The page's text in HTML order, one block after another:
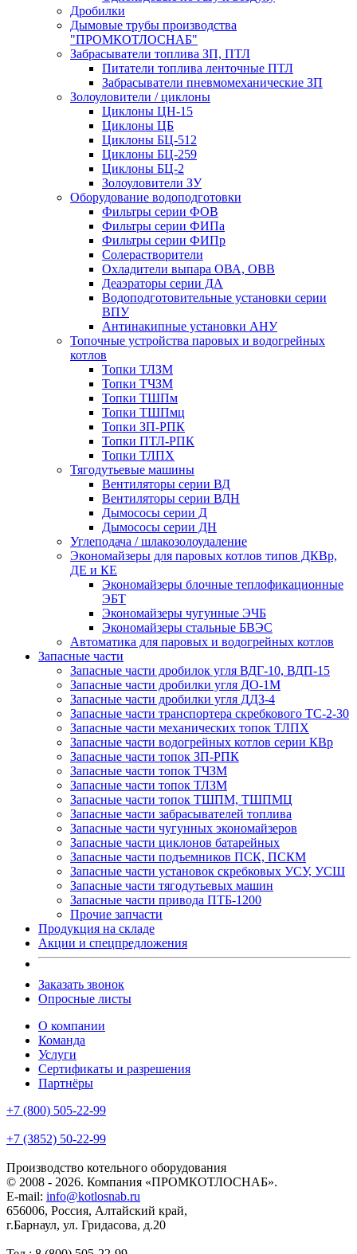
Дробилки
Дымовые трубы производства
"ПРОМКОТЛОСНАБ"
Забрасыватели топлива ЗП, ПТЛ
Питатели топлива ленточные ПТЛ
Забрасыватели пневмомеханические ЗП
Золоуловители / циклоны
Циклоны ЦН-15
Циклоны ЦБ
Циклоны БЦ-512
Циклоны БЦ-259
Циклоны БЦ-2
Золоуловители ЗУ
Оборудование водоподготовки
Фильтры серии ФОВ
Фильтры серии ФИПа
Фильтры серии ФИПр
Солерастворители
Охладители выпара ОВА, ОВВ
Деаэраторы серии ДА
Водоподготовительные установки серии
ВПУ
Антинакипные установки АНУ
Топочные устройства паровых и водогрейных
котлов
Топки ТЛЗМ
Топки ТЧЗМ
Топки ТШПм
Топки ТШПмц
Топки ЗП-РПК
Топки ПТЛ-РПК
Топки ТЛПХ
Тягодутьевые машины
Вентиляторы серии ВД
Вентиляторы серии ВДН
Дымососы серии Д
Дымососы серии ДН
Углеподача / шлакозолоудаление
Экономайзеры для паровых котлов типов ДКВр,
ДЕ и КЕ
Экономайзеры блочные теплофикационные
ЭБТ
Экономайзеры чугунные ЭЧБ
Экономайзеры стальные БВЭС
Автоматика для паровых и водогрейных котлов
Запасные части
Запасные части дробилок угля ВДГ-10, ВДП-15
Запасные части дробилки угля ДО-1М
Запасные части дробилки угля ДДЗ-4
Запасные части транспортера скребкового ТС-2-30
Запасные части механических топок ТЛПХ
Запасные части водогрейных котлов серии КВр
Запасные части топок ЗП-РПК
Запасные части топок ТЧЗМ
Запасные части топок ТЛЗМ
Запасные части топок ТШПМ, ТШПМЦ
Запасные части забрасывателей топлива
Запасные части чугунных экономайзеров
Запасные части циклонов батарейных
Запасные части подъемников ПСК, ПСКМ
Запасные части установок скребковых УСУ, УСШ
Запасные части тягодутьевых машин
Запасные части привода ПТБ-1200
Прочие запчасти
Продукция на складе
Акции и спецпредложения
Заказать звонок
Опросные листы
О компании
Команда
Услуги
Сертификаты и разрешения
Партнёры
+7 (800) 505-22-99
+7 (3852) 50-22-99
Производство котельного оборудования
© 2008 - 2026. Компания «ПРОМКОТЛОСНАБ».
E-mail: info@kotlosnab.ru
656006, Россия, Алтайский край,
г.Барнаул, ул. Гридасова, д.20